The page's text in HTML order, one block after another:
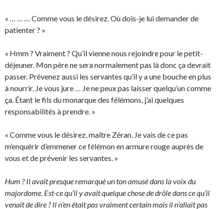
« … … … Comme vous le désirez. Où dois-je lui demander de
patienter ? »
« Hmm ? Vraiment ? Qu’il vienne nous rejoindre pour le petit-
déjeuner. Mon père ne sera normalement pas là donc ça devrait
passer. Prévenez aussi les servantes qu’il y a une bouche en plus
à nourrir. Je vous jure … Je ne peux pas laisser quelqu’un comme
ça. Étant le fils du monarque des félémons, j’ai quelques
responsabilités à prendre. »
« Comme vous le désirez, maître Zéran. Je vais de ce pas
m’enquérir d’emmener ce félémon en armure rouge auprès de
vous et de prévenir les servantes. »
Hum ? Il avait presque remarqué un ton amusé dans la voix du
majordome. Est-ce qu’il y avait quelque chose de drôle dans ce qu’il
venait de dire ? Il n’en était pas vraiment certain mais il n’allait pas